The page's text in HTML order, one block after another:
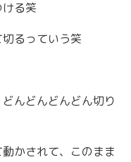
る笑
るっていう笑
んどんどんどん切り
かされて、このまま